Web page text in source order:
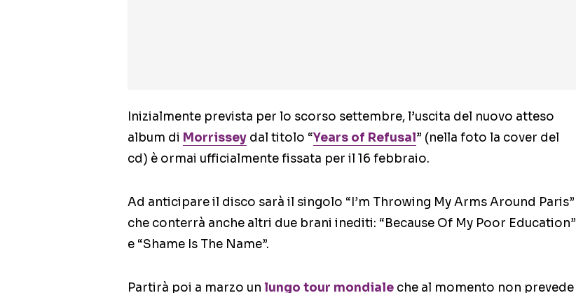
Inizialmente prevista per lo scorso settembre, l’uscita del nuovo atteso
album di Morrissey dal titolo “Years of Refusal” (nella foto la cover del
cd) è ormai ufficialmente fissata per il 16 febbraio.
Ad anticipare il disco sarà il singolo “I’m Throwing My Arms Around Paris”
che conterrà anche altri due brani inediti: “Because Of My Poor Education”
e “Shame Is The Name”.
Partirà poi a marzo un lungo tour mondiale che al momento non prevede